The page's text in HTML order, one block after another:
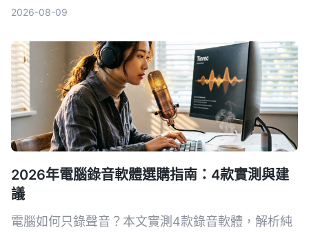
2026-08-09
2026年電腦錄音軟體選購指南：4款實測與建
議
電腦如何只錄聲音？本文實測4款錄音軟體，解析純